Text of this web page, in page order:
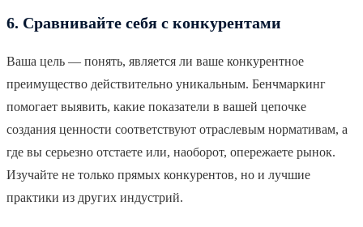
6. Сравнивайте себя с конкурентами
Ваша цель — понять, является ли ваше конкурентное
преимущество действительно уникальным. Бенчмаркинг
помогает выявить, какие показатели в вашей цепочке
создания ценности соответствуют отраслевым нормативам, а
где вы серьезно отстаете или, наоборот, опережаете рынок.
Изучайте не только прямых конкурентов, но и лучшие
практики из других индустрий.